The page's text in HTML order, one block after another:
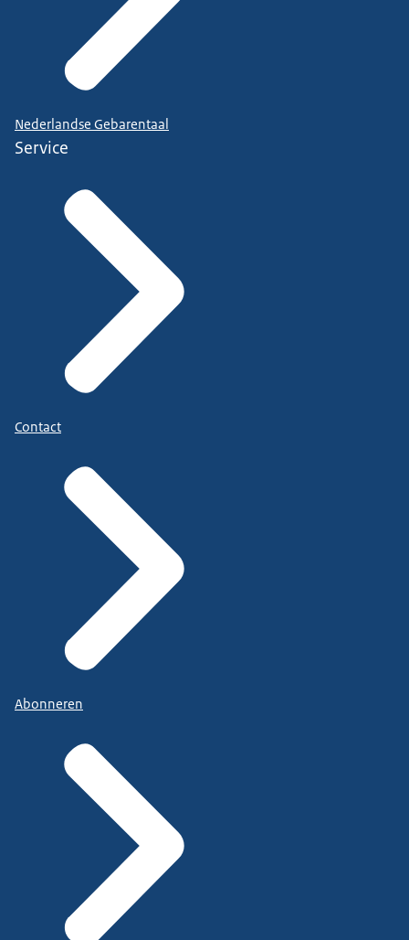
Nederlandse Gebarentaal
Service
Contact
Abonneren